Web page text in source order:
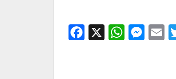
Facebook
X